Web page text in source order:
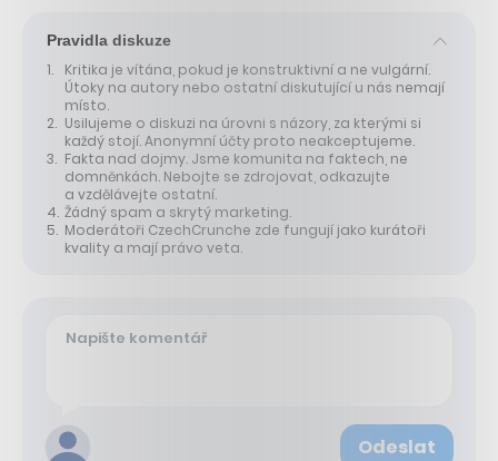
Pravidla diskuze
Kritika je vítána, pokud je konstruktivní a ne vulgární.
Útoky na autory nebo ostatní diskutující u nás nemají
místo.
Usilujeme o diskuzi na úrovni s názory, za kterými si
každý stojí. Anonymní účty proto neakceptujeme.
Fakta nad dojmy. Jsme komunita na faktech, ne
domněnkách. Nebojte se zdrojovat, odkazujte
a vzdělávejte ostatní.
Žádný spam a skrytý marketing.
Moderátoři CzechCrunche zde fungují jako kurátoři
kvality a mají právo veta.
Odeslat